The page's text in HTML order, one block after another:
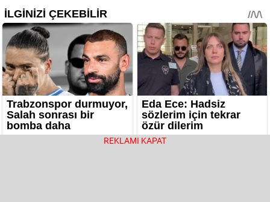
REKLAMI KAPAT